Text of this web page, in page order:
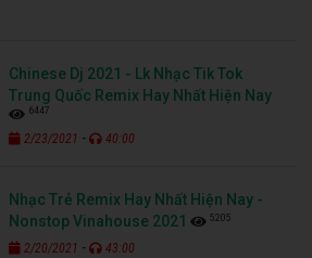
Chinese Dj 2021 - Lk Nhạc Tik Tok
Trung Quốc Remix Hay Nhất Hiện Nay
6447
2/23/2021 - 40:00
Nhạc Trẻ Remix Hay Nhất Hiện Nay -
Nonstop Vinahouse 2021
5205
2/20/2021 - 43:00